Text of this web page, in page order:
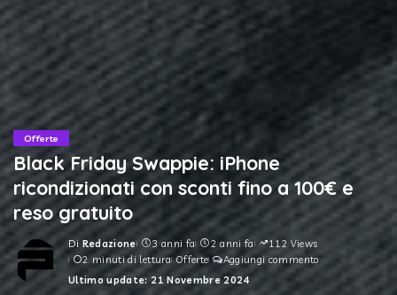
Offerte
Black Friday Swappie: iPhone
ricondizionati con sconti fino a 100€ e
reso gratuito
Posted
by
Di Redazione 3 anni fa 2 anni fa
112 Views
2 minuti di lettura Offerte
Aggiungi commento
Ultimo update: 21 Novembre 2024